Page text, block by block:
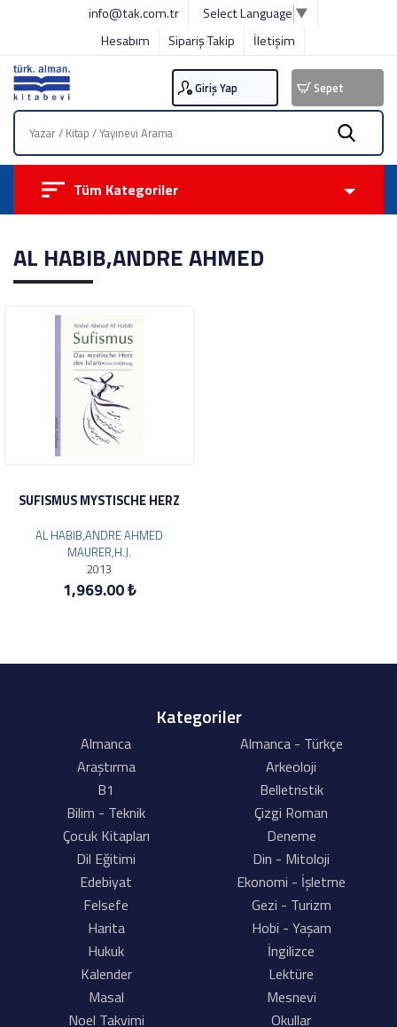
info@tak.com.tr Select Language ▼
Hesabım
Sipariş Takip İletişim
Giriş Yap Sepet
Tüm Kategoriler
AL HABIB,ANDRE AHMED
SUFISMUS MYSTISCHE HERZ
AL HABIB,ANDRE AHMED
MAURER,H.J.
2013
1,969.00 ₺
Kategoriler
Almanca
Almanca - Türkçe
Araştırma
Arkeoloji
B1
Belletristik
Bilim - Teknik
Çizgi Roman
Çocuk Kitapları
Deneme
Dil Eğitimi
Din - Mitoloji
Edebiyat
Ekonomi - İşletme
Felsefe
Gezi - Turizm
Harita
Hobi - Yaşam
Hukuk
İngilizce
Kalender
Lektüre
Masal
Mesnevi
Noel Takvimi
Okullar